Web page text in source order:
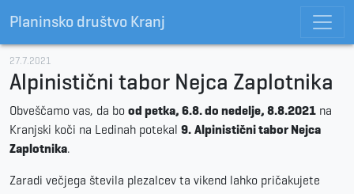
Planinsko društvo Kranj
27.7.2021
Alpinistični tabor Nejca Zaplotnika
Obveščamo vas, da bo od petka, 6.8. do nedelje, 8.8.2021 na
Kranjski koči na Ledinah potekal 9. Alpinistični tabor Nejca
Zaplotnika.
Zaradi večjega števila plezalcev ta vikend lahko pričakujete